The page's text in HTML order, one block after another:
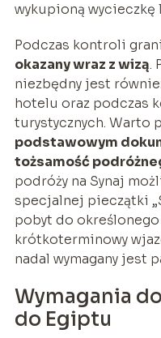
wykupioną wycieczkę
Podczas kontroli
okazany wraz z wizą.
niezbędny jest
hotelu oraz podczas
turystycznych. Warto
podstawowym
tożsamość
podróży na Synaj
specjalnej pieczątki
pobyt do
krótkoterminowy
nadal wymagany jest
Wymagania
do Egiptu